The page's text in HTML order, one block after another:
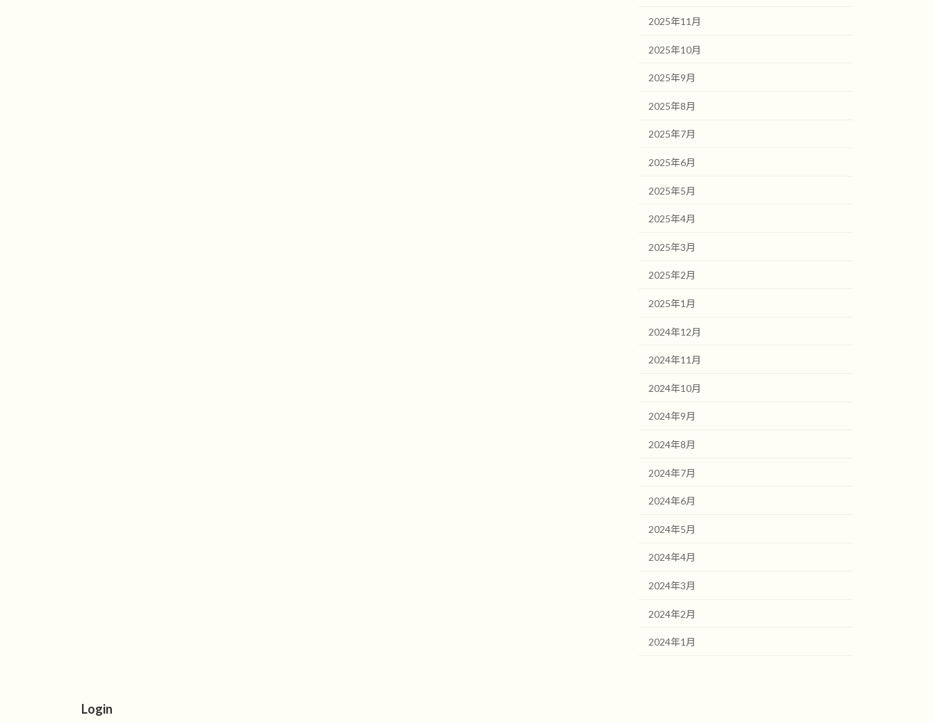
2025年11月
2025年10月
2025年9月
2025年8月
2025年7月
2025年6月
2025年5月
2025年4月
2025年3月
2025年2月
2025年1月
2024年12月
2024年11月
2024年10月
2024年9月
2024年8月
2024年7月
2024年6月
2024年5月
2024年4月
2024年3月
2024年2月
2024年1月
Login